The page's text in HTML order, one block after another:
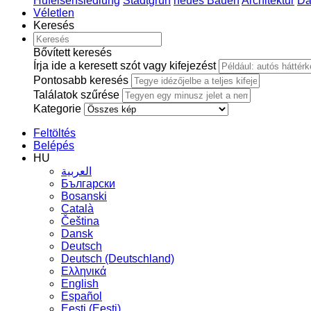
Véletlen
Keresés
Bővített keresés
Írja ide a keresett szót vagy kifejezést
Pontosabb keresés
Találatok szűrése
Kategorie
Feltöltés
Belépés
HU
العربية
Български
Bosanski
Сatalà
Čeština
Dansk
Deutsch
Deutsch (Deutschland)
Ελληνικά
English
Español
Eesti (Eesti)